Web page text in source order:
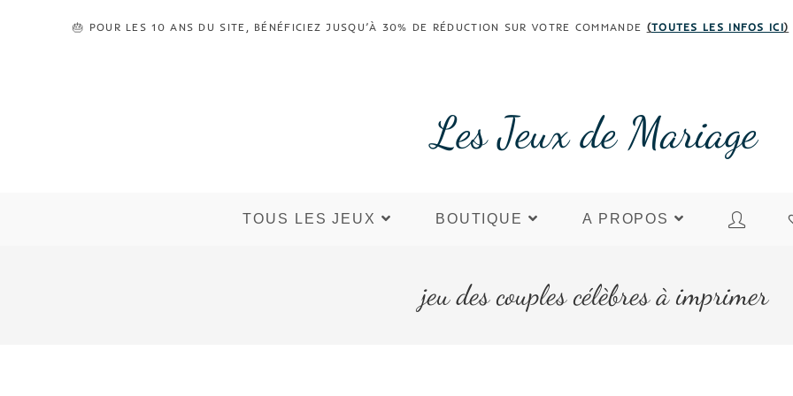
🎂 POUR LES 10 ANS DU SITE, BÉNÉFICIEZ JUSQU’À 30% DE RÉDUCTION SUR VOTRE COMMANDE (TOUTES LES INFOS ICI)
Les Jeux de Mariage
TOUS LES JEUX BOUTIQUE A PROPOS
jeu des couples célèbres à imprimer